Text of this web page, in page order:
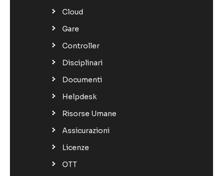
Cloud
Gare
Controller
Disciplinari
Documenti
Helpdesk
Risorse Umane
Assicurazioni
Licenze
OTT